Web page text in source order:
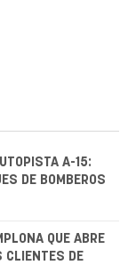
A-15:
DE BOMBEROS
QUE ABRE
CLIENTES DE